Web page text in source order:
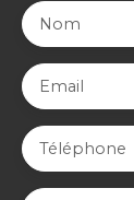
Nom
Email
Téléphone